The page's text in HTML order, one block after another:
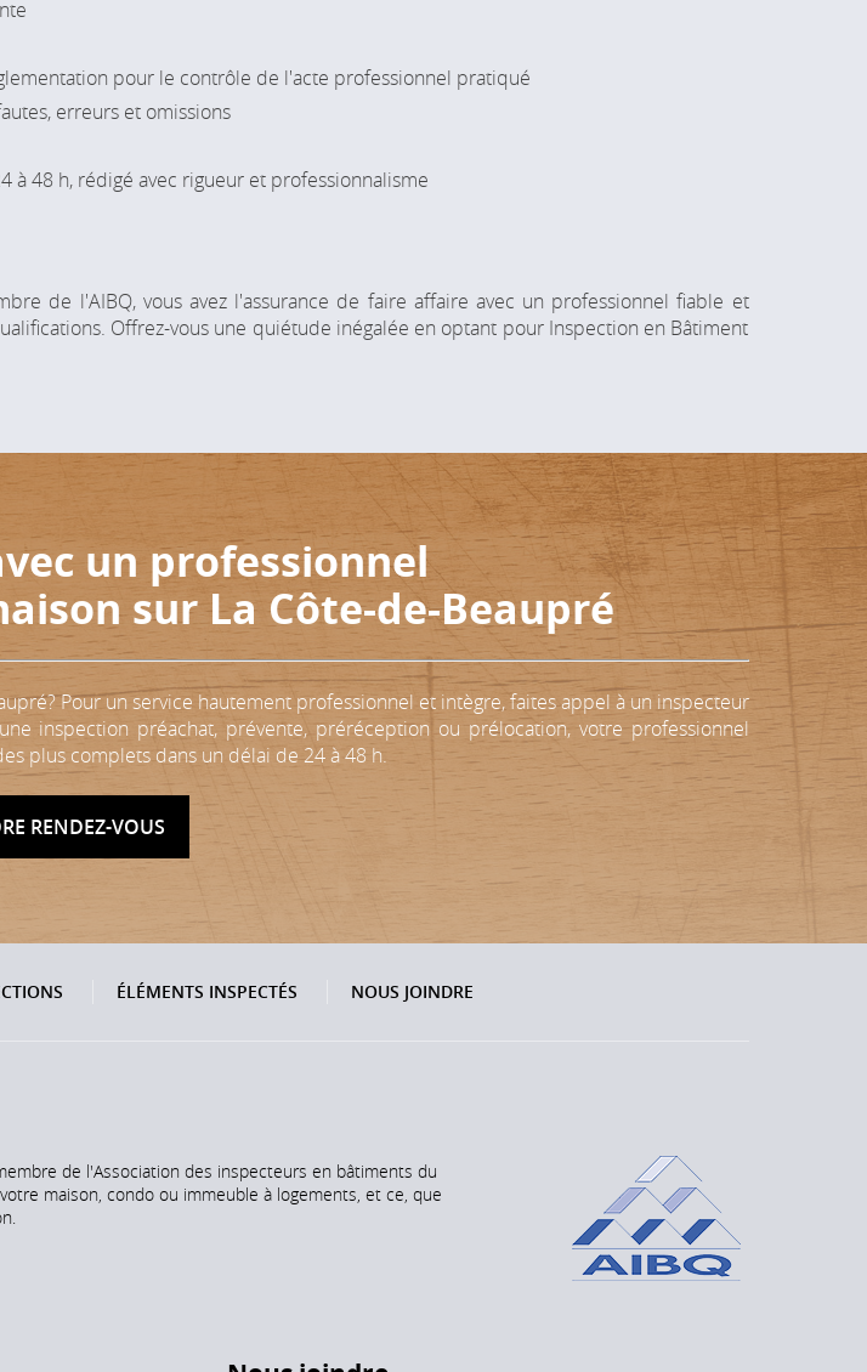
pour le contrôle de l'acte professionnel pratiqué
erreurs et omissions
48 h, rédigé avec rigueur et professionnalisme
de l'AIBQ, vous avez l'assurance de faire affaire avec un professionnel fiable et
Offrez-vous une quiétude inégalée en optant pour Inspection en Bâtiment
un professionnel
surLa Côte-de-Beaupré
Pour un service hautement professionnel et intègre, faites appel à un inspecteur
inspection préachat, prévente, préréception ou prélocation, votre professionnel
plus complets dans un délai de 24 à 48 h.
RENDEZ-VOUS
ÉLÉMENTS INSPECTÉS NOUS JOINDRE
de l'Association des inspecteurs en bâtiments du
maison, condo ou immeuble à logements, et ce, que